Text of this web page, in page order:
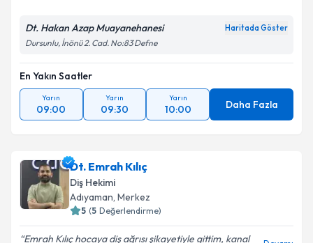
Dt. Hakan Azap Muayanehanesi Haritada Göster
Dursunlu, İnönü 2. Cad. No:83 Defne
En Yakın Saatler
Yarın
09:00
Yarın
09:30
Yarın
10:00 Daha Fazla
Dt. Emrah Kılıç
Diş Hekimi
Adıyaman, Merkez
5 (5 Değerlendirme)
Emrah Kılıç hocaya diş ağrısı şikayetiyle gittim, kanal